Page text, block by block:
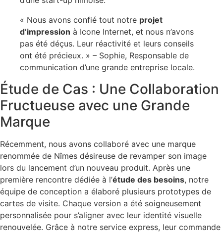
« Nous avons confié tout notre projet
d’impression à Icone Internet, et nous n’avons
pas été déçus. Leur réactivité et leurs conseils
ont été précieux. » – Sophie, Responsable de
communication d’une grande entreprise locale.
Étude de Cas : Une Collaboration
Fructueuse avec une Grande
Marque
Récemment, nous avons collaboré avec une marque
renommée de Nîmes désireuse de revamper son image
lors du lancement d’un nouveau produit. Après une
première rencontre dédiée à l’étude des besoins, notre
équipe de conception a élaboré plusieurs prototypes de
cartes de visite. Chaque version a été soigneusement
personnalisée pour s’aligner avec leur identité visuelle
renouvelée. Grâce à notre service express, leur commande